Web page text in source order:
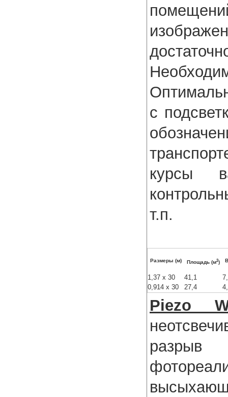
с
курсы
т.п.
Размеры (м) Площадь (м2)
1,37 x 30 41,1
0,914 x 30
27,4
Piezo